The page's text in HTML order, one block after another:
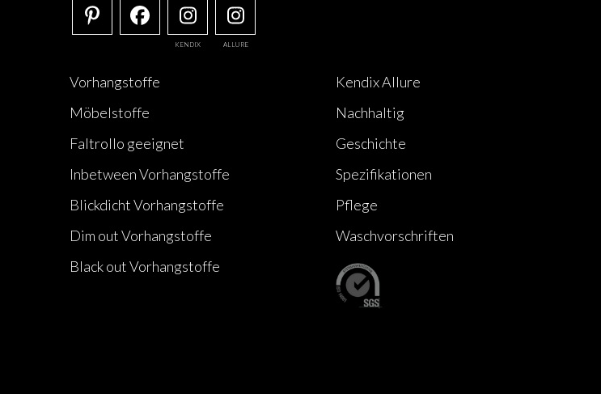
KENDIX ALLURE
Vorhangstoffe
Möbelstoffe
Faltrollo geeignet
Inbetween Vorhangstoffe
Blickdicht Vorhangstoffe
Dim out Vorhangstoffe
Black out Vorhangstoffe
Kendix Allure
Nachhaltig
Geschichte
Spezifikationen
Pflege
Waschvorschriften